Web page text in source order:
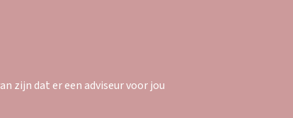
zijn dat er een adviseur voor jou